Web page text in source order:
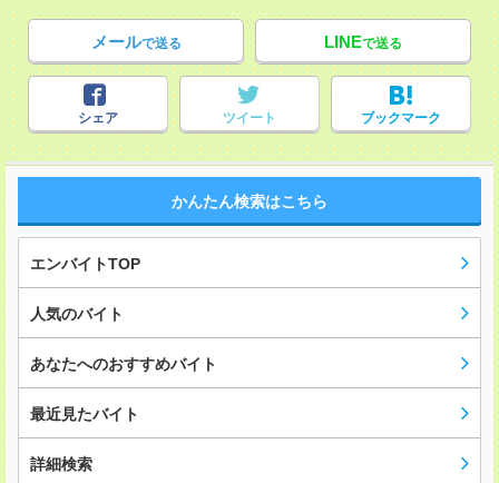
メールで送る LINEで送る
シェア ツイート ブックマーク
かんたん検索はこちら
エンバイトTOP
人気のバイト
あなたへのおすすめバイト
最近見たバイト
詳細検索